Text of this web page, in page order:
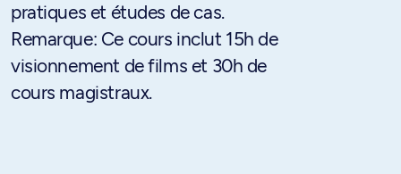
pratiques et études de cas.
Remarque: Ce cours inclut 15h de
visionnement de films et 30h de
cours magistraux.